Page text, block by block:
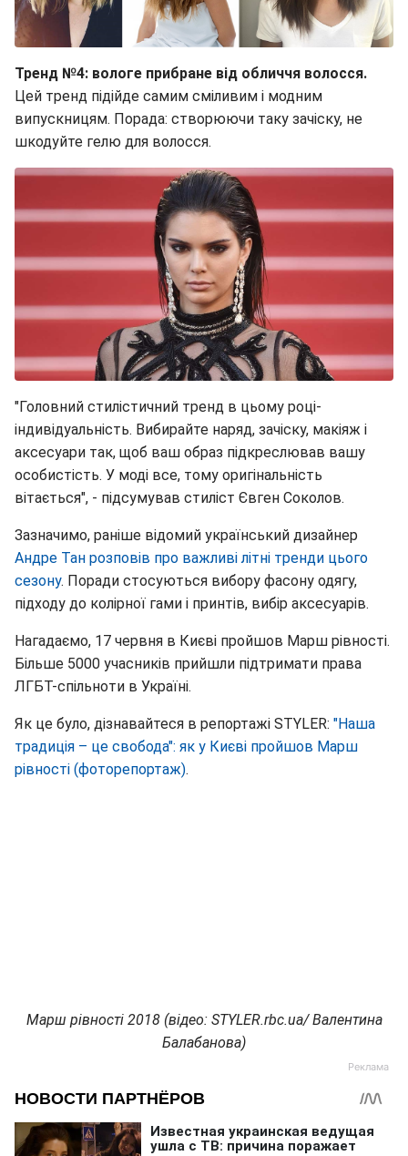
Тренд №4: вологе прибране від обличчя волосся.
Цей тренд підійде самим сміливим і модним
випускницям. Порада: створюючи таку зачіску, не
шкодуйте гелю для волосся.
"Головний стилістичний тренд в цьому році-
індивідуальність. Вибирайте наряд, зачіску, макіяж і
аксесуари так, щоб ваш образ підкреслював вашу
особистість. У моді все, тому оригінальність
вітається", - підсумував стиліст Євген Соколов.
Зазначимо, раніше відомий український дизайнер
Андре Тан розповів про важливі літні тренди цього
сезону. Поради стосуються вибору фасону одягу,
підходу до колірної гами і принтів, вибір аксесуарів.
Нагадаємо, 17 червня в Києві пройшов Марш рівності.
Більше 5000 учасників прийшли підтримати права
ЛГБТ-спільноти в Україні.
Як це було, дізнавайтеся в репортажі STYLER: "Наша
традиція – це свобода": як у Києві пройшов Марш
рівності (фоторепортаж).
Марш рівності 2018 (відео: STYLER.rbc.ua/ Валентина
Балабанова)